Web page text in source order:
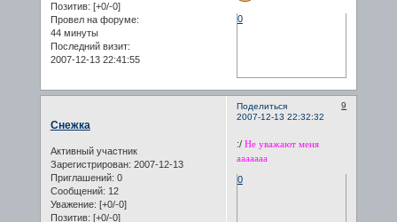
Позитив: [+0/-0]
Провел на форуме:
44 минуты
Последний визит:
2007-12-13 22:41:55
0
Поделиться
9
2007-12-13 22:32:32
Снежка
Активный участник
Зарегистрирован: 2007-12-13
Приглашений: 0
Сообщений: 12
Уважение: [+0/-0]
Позитив: [+0/-0]
:/ Не уважают меня
ааааааа
0